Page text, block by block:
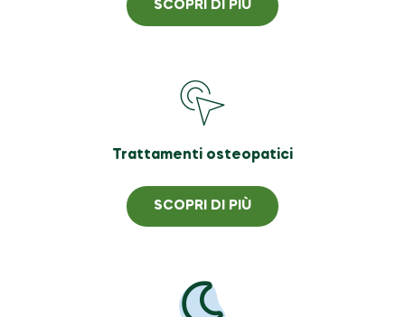
SCOPRI DI PIÙ
Trattamenti osteopatici
SCOPRI DI PIÙ